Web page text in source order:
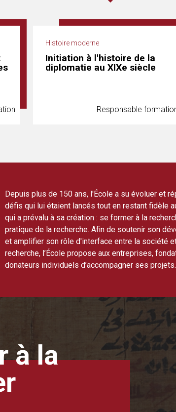
Histoire moderne
Initiation à l'histoire de la
diplomatie au XIXe siècle
Responsable
Depuis plus de 150 ans, l'École a su évoluer et
défis qui lui étaient lancés tout en restant fidèle
qui a prévalu à sa création : se former à la
pratique de la recherche. Afin de soutenir son
et amplifier son rôle d'interface entre la société
recherche, l’École propose aux entreprises,
donateurs individuels d’accompagner ses projets.
à la